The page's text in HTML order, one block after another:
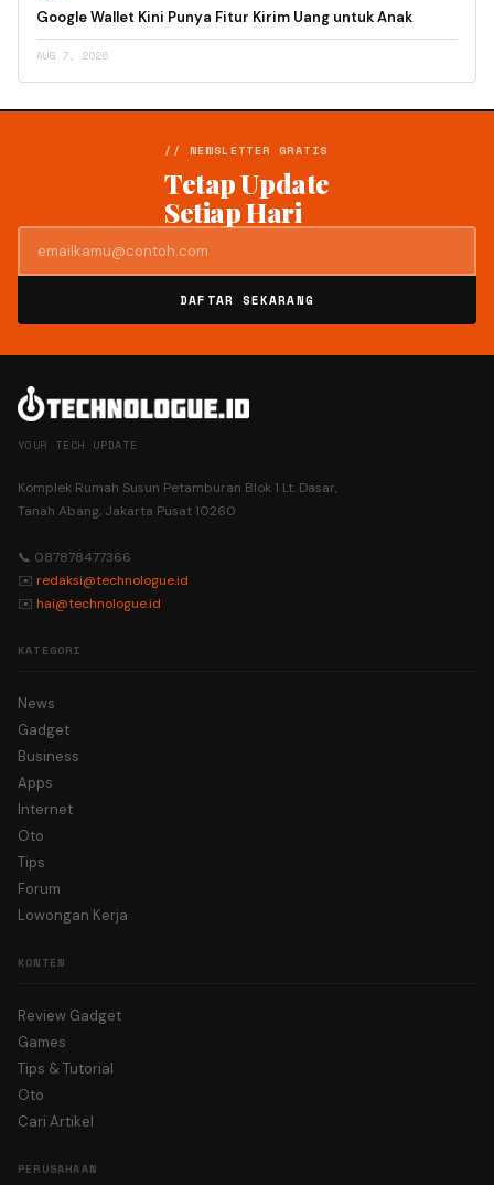
Google Wallet Kini Punya Fitur Kirim Uang untuk Anak
AUG 7, 2026
// NEWSLETTER GRATIS
Tetap Update
Setiap Hari
DAFTAR SEKARANG
YOUR TECH UPDATE
Komplek Rumah Susun Petamburan Blok 1 Lt. Dasar,
Tanah Abang, Jakarta Pusat 10260
📞 087878477366
✉️ redaksi@technologue.id
✉️ hai@technologue.id
KATEGORI
News
Gadget
Business
Apps
Internet
Oto
Tips
Forum
Lowongan Kerja
KONTEN
Review Gadget
Games
Tips & Tutorial
Oto
Cari Artikel
PERUSAHAAN